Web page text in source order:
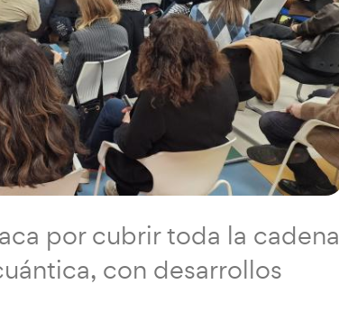
por cubrir toda la cadena
con desarrollos